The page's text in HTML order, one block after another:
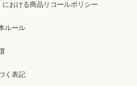
における商品リコールポリシー
ルール
く表記